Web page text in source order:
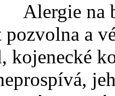
Alergie na
a
kojenecké